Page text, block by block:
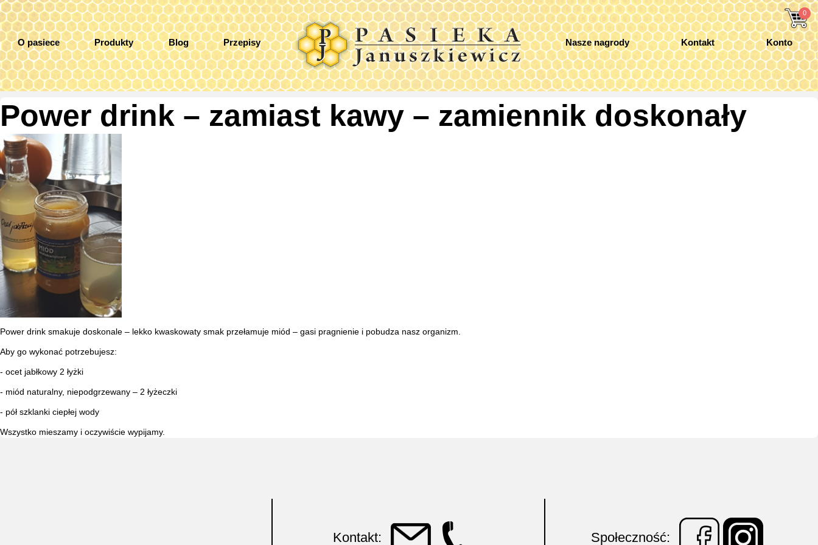
O pasiece Produkty Blog Przepisy Nasze nagrody Kontakt Konto
0
Power drink – zamiast kawy – zamiennik doskonały
Power drink smakuje doskonale – lekko kwaskowaty smak przełamuje miód – gasi pragnienie i pobudza nasz organizm.
Aby go wykonać potrzebujesz:
- ocet jabłkowy 2 łyżki
- miód naturalny, niepodgrzewany – 2 łyżeczki
- pół szklanki ciepłej wody
Wszystko mieszamy i oczywiście wypijamy.
Kontakt: Społeczność: